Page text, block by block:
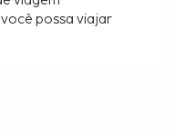
possa viajar